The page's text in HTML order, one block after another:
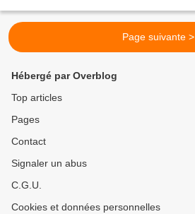
Page suivante >
Hébergé par Overblog
Top articles
Pages
Contact
Signaler un abus
C.G.U.
Cookies et données personnelles